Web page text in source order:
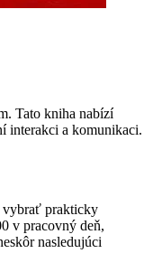
Tato kniha nabízí
interakci a komunikaci.
vybrať prakticky
v pracovný deň,
nasledujúci